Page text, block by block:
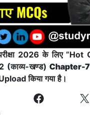
2026 के लिए “Hot
(काव्य-खण्ड) Chapter-7
किया गया है।